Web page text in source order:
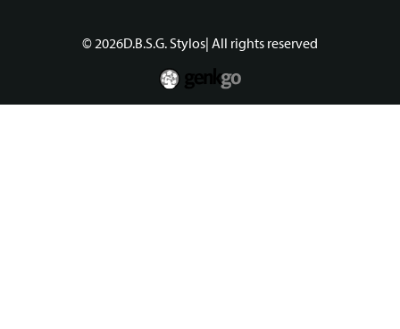
© 2026D.B.S.G. Stylos| All rights reserved